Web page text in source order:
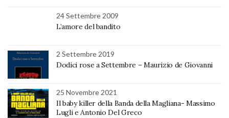
24 Settembre 2009
L’amore del bandito
2 Settembre 2019
Dodici rose a Settembre – Maurizio de Giovanni
25 Novembre 2021
Il baby killer della Banda della Magliana- Massimo
Lugli e Antonio Del Greco